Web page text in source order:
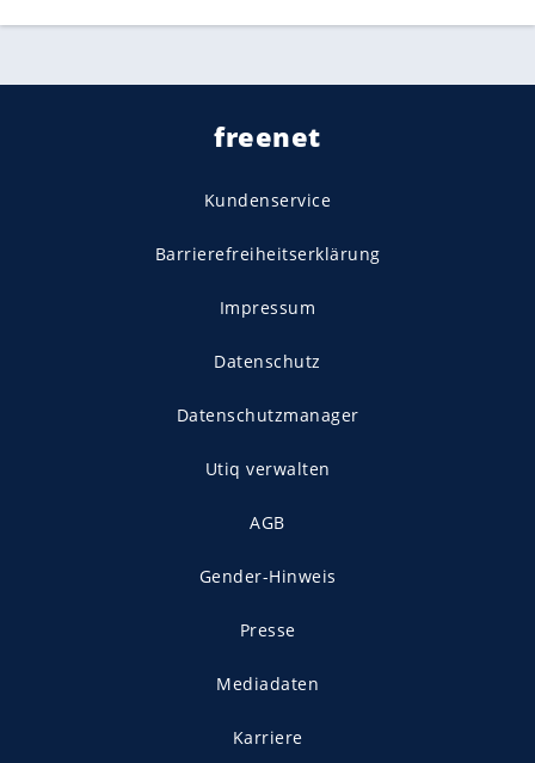
freenet
Kundenservice
Barrierefreiheitserklärung
Impressum
Datenschutz
Datenschutzmanager
Utiq verwalten
AGB
Gender-Hinweis
Presse
Mediadaten
Karriere